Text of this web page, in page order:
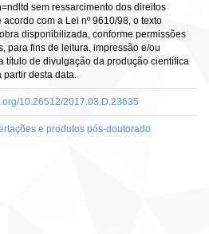
sem ressarcimento dos direitos
acordo com a Lei nº 9610/98, o texto
disponibilizada, conforme permissões
para fins de leitura, impressão e/ou
título de divulgação da produção científica
partir desta data.
10.26512/2017.03.D.23635
e produtos pós-doutorado